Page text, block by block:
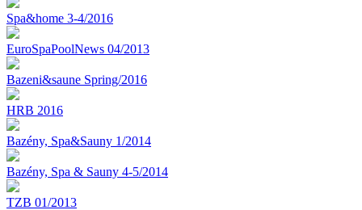
Spa&home 3-4/2016
EuroSpaPoolNews 04/2013
Bazeni&saune Spring/2016
HRB 2016
Bazény, Spa&Sauny 1/2014
Bazény, Spa & Sauny 4-5/2014
TZB 01/2013